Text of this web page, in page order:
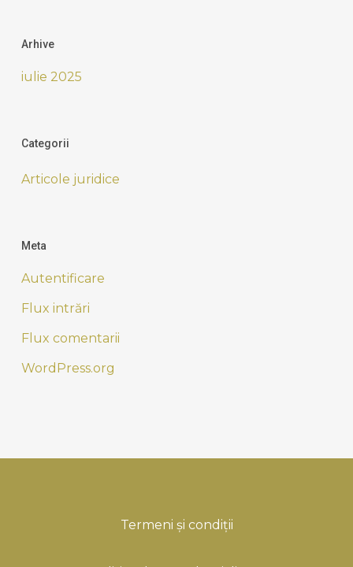
Arhive
iulie 2025
Categorii
Articole juridice
Meta
Autentificare
Flux intrări
Flux comentarii
WordPress.org
Termeni și condiții